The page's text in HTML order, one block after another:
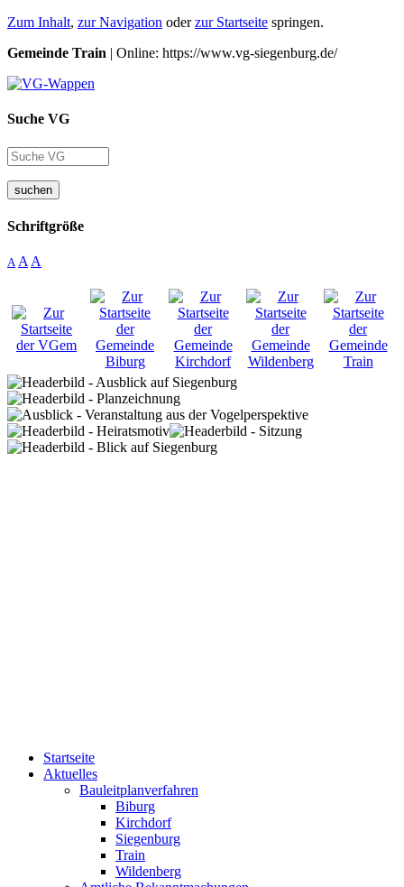
Zum Inhalt, zur Navigation oderzur Startseite springen.
Gemeinde Train | Online: https://www.vg-siegenburg.de/
Suche VG
suchen
Schriftgröße
A A A
Startseite
Aktuelles
Bauleitplanverfahren
Biburg
Kirchdorf
Siegenburg
Train
Wildenberg